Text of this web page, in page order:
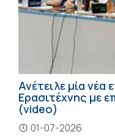
Ανέτειλε μία νέα
Ερασιτέχνης με
(video)
01-07-2026